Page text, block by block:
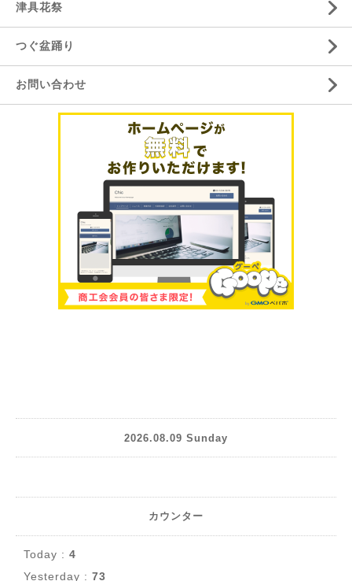
津具花祭
つぐ盆踊り
お問い合わせ
2026.08.09 Sunday
カウンター
Today : 4
Yesterday : 73